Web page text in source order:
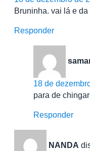
Bruninha. vai lá e
Responder
18 de
para de
Responder
NANDA